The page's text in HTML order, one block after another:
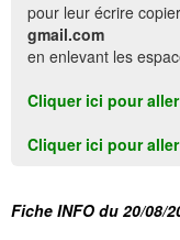
pour leur écrire
gmail.com
en enlevant les
Cliquer ici pour
Cliquer ici pour
Fiche INFO du 20/08/